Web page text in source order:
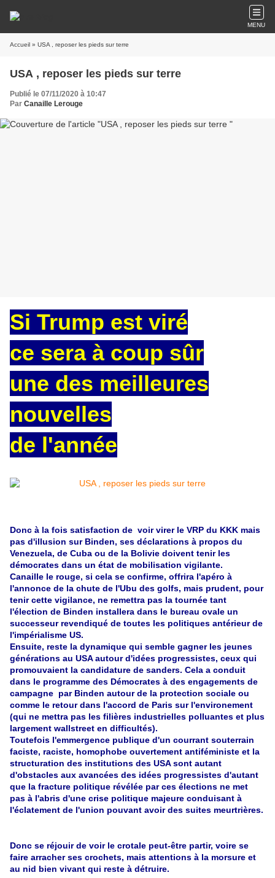
MENU
Accueil » USA , reposer les pieds sur terre
USA , reposer les pieds sur terre
Publié le 07/11/2020 à 10:47
Par Canaille Lerouge
Si Trump est viré
ce sera à coup sûr
une des meilleures
nouvelles
de l'année
Donc à la fois satisfaction de voir virer le VRP du KKK mais
pas d'illusion sur Binden, ses déclarations à propos du
Venezuela, de Cuba ou de la Bolivie doivent tenir les
démocrates dans un état de mobilisation vigilante.
Canaille le rouge, si cela se confirme, offrira l'apéro à
l'annonce de la chute de l'Ubu des golfs, mais prudent, pour
tenir cette vigilance, ne remettra pas la tournée tant
l'élection de Binden installera dans le bureau ovale un
successeur revendiqué de toutes les politiques antérieur de
l'impérialisme US.
Ensuite, reste la dynamique qui semble gagner les jeunes
générations au USA autour d'idées progressistes, ceux qui
promouvaient la candidature de sanders. Cela a conduit
dans le programme des Démocrates à des engagements de
campagne par Binden autour de la protection sociale ou
comme le retour dans l'accord de Paris sur l'environement
(qui ne mettra pas les filières industrielles polluantes et plus
largement wallstreet en difficultés).
Toutefois l'emmergence publique d'un courrant souterrain
faciste, raciste, homophobe ouvertement antiféministe et la
structuration des institutions des USA sont autant
d'obstacles aux avancées des idées progressistes d'autant
que la fracture politique révélée par ces élections ne met
pas à l'abris d'une crise politique majeure conduisant à
l'éclatement de l'union pouvant avoir des suites meurtrières.
Donc se réjouir de voir le crotale peut-être partir, voire se
faire arracher ses crochets, mais attentions à la morsure et
au nid bien vivant qui reste à détruire.